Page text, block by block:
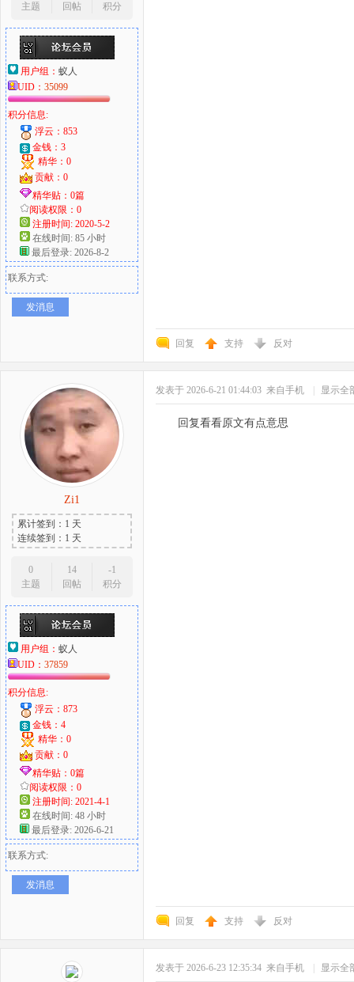
主题
回帖
积分
用户组： 蚁人
UID： 35099
积分信息:
浮云：853
金钱：3
精华：0
贡献：0
精华贴：0篇
阅读权限：0
注册时间: 2020-5-2
在线时间: 85 小时
最后登录: 2026-8-2
联系方式:
发消息
回复 支持 反对
Zi1
累计签到：1 天
连续签到：1 天
0
主题
14
回帖
-1
积分
用户组： 蚁人
UID： 37859
积分信息:
浮云：873
金钱：4
精华：0
贡献：0
精华贴：0篇
阅读权限：0
注册时间: 2021-4-1
在线时间: 48 小时
最后登录: 2026-6-21
联系方式:
发消息
发表于 2026-6-21 01:44:03 来自手机 显示全
回复看看原文有点意思
回复 支持 反对
发表于 2026-6-23 12:35:34 来自手机 显示全